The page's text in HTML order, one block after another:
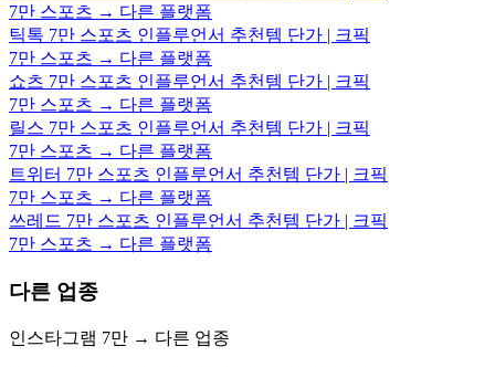
7만 스포츠 → 다른 플랫폼
틱톡 7만 스포츠 인플루언서 추천템 단가 | 크픽
7만 스포츠 → 다른 플랫폼
쇼츠 7만 스포츠 인플루언서 추천템 단가 | 크픽
7만 스포츠 → 다른 플랫폼
릴스 7만 스포츠 인플루언서 추천템 단가 | 크픽
7만 스포츠 → 다른 플랫폼
트위터 7만 스포츠 인플루언서 추천템 단가 | 크픽
7만 스포츠 → 다른 플랫폼
쓰레드 7만 스포츠 인플루언서 추천템 단가 | 크픽
7만 스포츠 → 다른 플랫폼
다른 업종
인스타그램 7만 → 다른 업종